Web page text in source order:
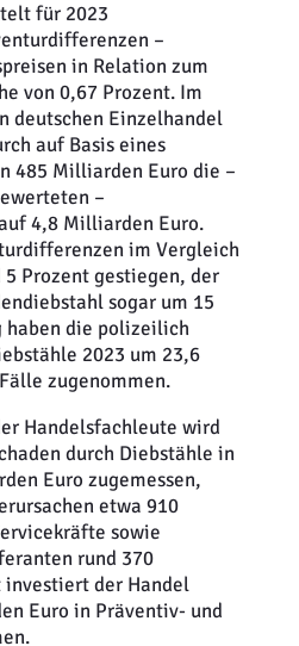
für 2023
–
in Relation zum
von 0,67 Prozent. Im
deutschen Einzelhandel
auf Basis eines
485 Milliarden Euro die –
–
4,8 Milliarden Euro.
im Vergleich
Prozent gestiegen, der
sogar um 15
haben die polizeilich
2023 um 23,6
zugenommen.
Handelsfachleute wird
durch Diebstähle in
Euro zugemessen,
etwa 910
sowie
rund 370
der Handel
Euro in Präventiv- und